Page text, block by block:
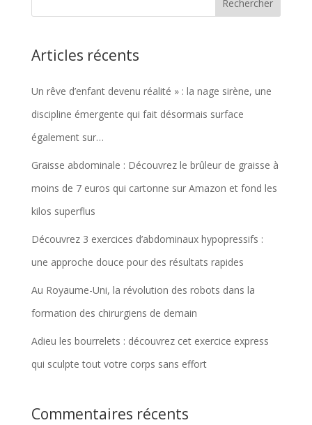
Articles récents
Un rêve d’enfant devenu réalité » : la nage sirène, une
discipline émergente qui fait désormais surface
également sur…
Graisse abdominale : Découvrez le brûleur de graisse à
moins de 7 euros qui cartonne sur Amazon et fond les
kilos superflus
Découvrez 3 exercices d’abdominaux hypopressifs :
une approche douce pour des résultats rapides
Au Royaume-Uni, la révolution des robots dans la
formation des chirurgiens de demain
Adieu les bourrelets : découvrez cet exercice express
qui sculpte tout votre corps sans effort
Commentaires récents